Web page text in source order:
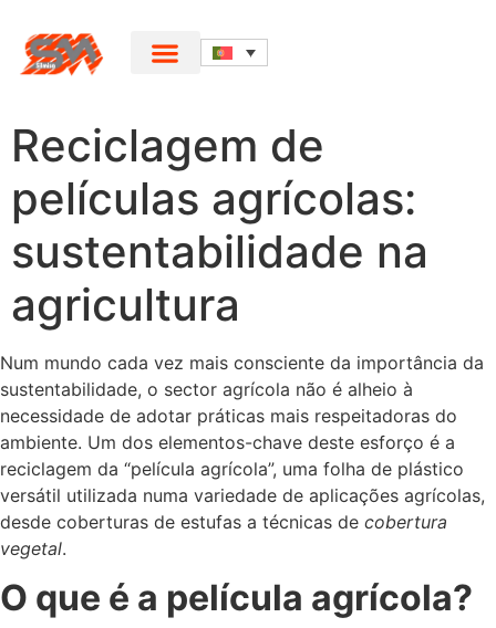
Reciclagem de
películas agrícolas:
sustentabilidade na
agricultura
Num mundo cada vez mais consciente da importância da
sustentabilidade, o sector agrícola não é alheio à
necessidade de adotar práticas mais respeitadoras do
ambiente. Um dos elementos-chave deste esforço é a
reciclagem da “película agrícola”, uma folha de plástico
versátil utilizada numa variedade de aplicações agrícolas,
desde coberturas de estufas a técnicas de cobertura
vegetal.
O que é a película agrícola?